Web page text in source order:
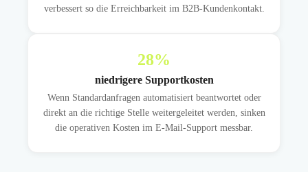
verbessert so die Erreichbarkeit im B2B-Kundenkontakt.
28%
niedrigere Supportkosten
Wenn Standardanfragen automatisiert beantwortet oder
direkt an die richtige Stelle weitergeleitet werden, sinken
die operativen Kosten im E-Mail-Support messbar.